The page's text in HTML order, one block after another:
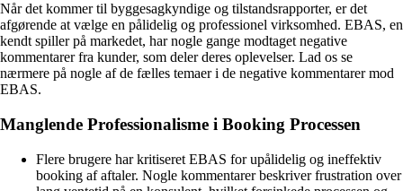
Når det kommer til byggesagkyndige og tilstandsrapporter, er det
afgørende at vælge en pålidelig og professionel virksomhed. EBAS, en
kendt spiller på markedet, har nogle gange modtaget negative
kommentarer fra kunder, som deler deres oplevelser. Lad os se
nærmere på nogle af de fælles temaer i de negative kommentarer mod
EBAS.
Manglende Professionalisme i Booking Processen
Flere brugere har kritiseret EBAS for upålidelig og ineffektiv
booking af aftaler. Nogle kommentarer beskriver frustration over